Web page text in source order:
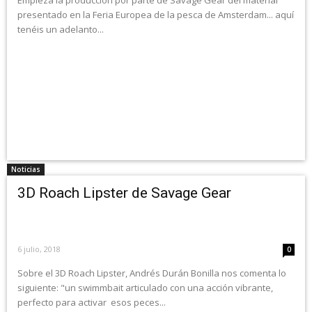
presentado en la Feria Europea de la pesca de Amsterdam... aquí
tenéis un adelanto...
Noticias
3D Roach Lipster de Savage Gear
6 julio, 2018 0
Sobre el 3D Roach Lipster, Andrés Durán Bonilla nos comenta lo
siguiente: "un swimmbait articulado con una acción vibrante,
perfecto para activar esos peces...